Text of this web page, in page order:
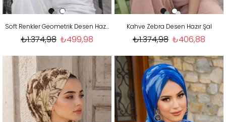
Soft Renkler Geometrik Desen Hazır Şal
₺499,98
₺1.374,98
Kahve Zebra Desen Hazır Şal
₺406,88
₺1.374,98